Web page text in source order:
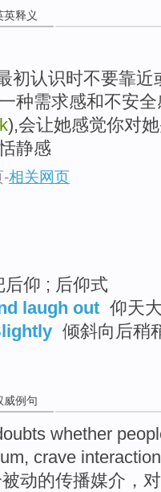
英释义
初认识时不要靠
种需求感和不安
),会让她感觉你对
静感
-相关网页
后仰 ; 后仰式
laugh out 仰天
倾斜向后稍
威例句
whether
, crave interaction
被动的传播媒介 ，